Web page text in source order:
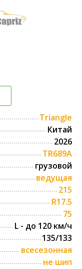
Triangle
Китай
2026
TR689A
грузовой
ведущая
215
R17.5
75
L - до 120 км/ч
135/133
всесезонная
не шип